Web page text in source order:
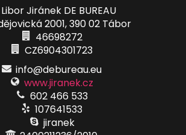
Libor Jiránek DE BUREAU
2001, 390 02 Tábor
46698272
CZ6904301723
info@debureau.eu
www.jiranek.cz
602 466 533
107641533
jiranek